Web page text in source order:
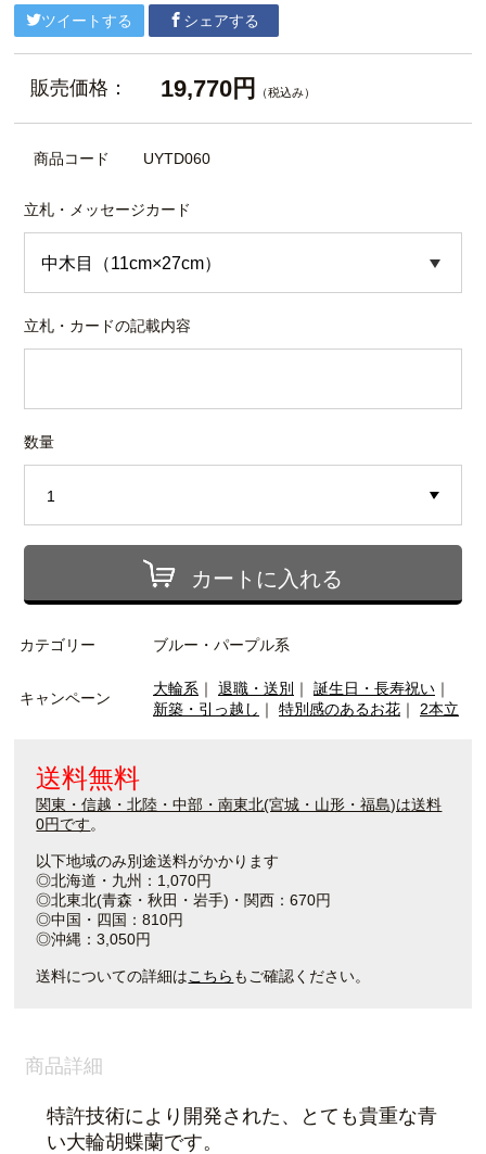
ツイートする シェアする
販売価格： 19,770円 （税込み）
商品コード UYTD060
立札・メッセージカード
立札・カードの記載内容
数量
カートに入れる
カテゴリー ブルー・パープル系
キャンペーン
大輪系 ｜ 退職・送別 ｜ 誕生日・長寿祝い ｜
新築・引っ越し ｜ 特別感のあるお花 ｜ 2本立
送料無料
関東・信越・北陸・中部・南東北(宮城・山形・福島)は送料
0円です。
以下地域のみ別途送料がかかります
◎北海道・九州：1,070円
◎北東北(青森・秋田・岩手)・関西：670円
◎中国・四国：810円
◎沖縄：3,050円
送料についての詳細はこちら もご確認ください。
商品詳細
特許技術により開発された、とても貴重な青
い大輪胡蝶蘭です。